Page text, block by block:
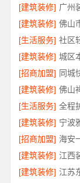
[建筑装修] 广州
[建筑装修] 佛山
[生活服务]
[建筑装修] 城区
[招商加盟] 同城
[建筑装修] 佛山
[生活服务]
[建筑装修]
[招商加盟]
[建筑装修] 江西
[建筑装修] 江苏